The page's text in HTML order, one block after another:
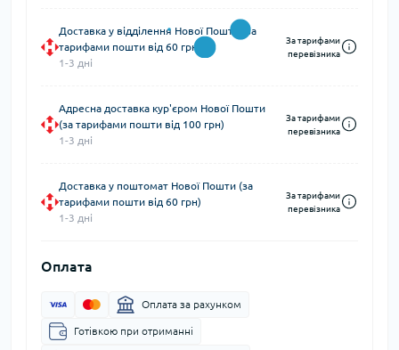
Доставка у відділення Нової Пошти (за
тарифами пошти від 60 грн)
1-3 дні
За тарифами
перевізника
Адресна доставка кур'єром Нової Пошти
(за тарифами пошти від 100 грн)
1-3 дні
За тарифами
перевізника
Доставка у поштомат Нової Пошти (за
тарифами пошти від 60 грн)
1-3 дні
За тарифами
перевізника
Оплата
Оплата за рахунком
Готівкою при отриманні